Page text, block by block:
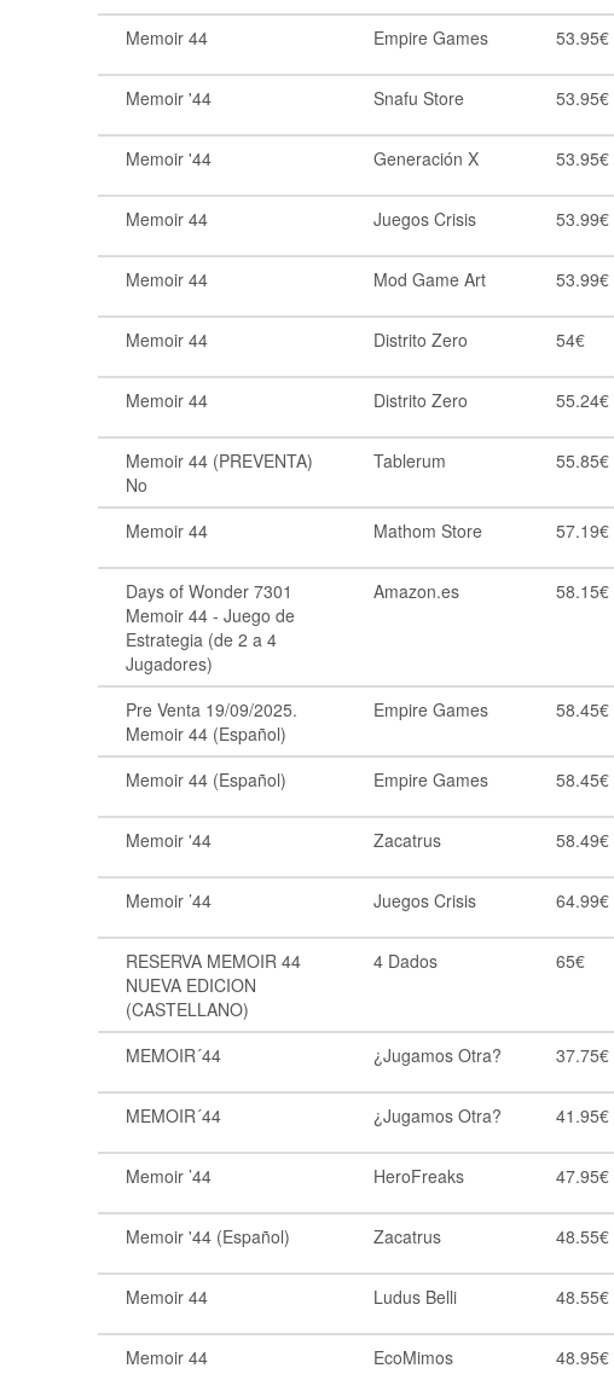
Memoir 44 Empire Games 53.95€
Memoir '44 Snafu Store 53.95€
Memoir '44 Generación X 53.95€
Memoir 44 Juegos Crisis 53.99€
Memoir 44 Mod Game Art 53.99€
Memoir 44 Distrito Zero 54€
Memoir 44 Distrito Zero 55.24€
Memoir 44 (PREVENTA)
No
Tablerum 55.85€
Memoir 44 Mathom Store 57.19€
Days of Wonder 7301
Memoir 44 - Juego de
Estrategia (de 2 a 4
Jugadores)
Amazon.es 58.15€
Pre Venta 19/09/2025.
Memoir 44 (Español)
Empire Games 58.45€
Memoir 44 (Español) Empire Games 58.45€
Memoir '44 Zacatrus 58.49€
Memoir ’44 Juegos Crisis 64.99€
RESERVA MEMOIR 44
NUEVA EDICION
(CASTELLANO)
4 Dados 65€
MEMOIR´44 ¿Jugamos Otra? 37.75€
MEMOIR´44 ¿Jugamos Otra? 41.95€
Memoir ’44 HeroFreaks 47.95€
Memoir '44 (Español) Zacatrus 48.55€
Memoir 44 Ludus Belli 48.55€
Memoir 44 EcoMimos 48.95€